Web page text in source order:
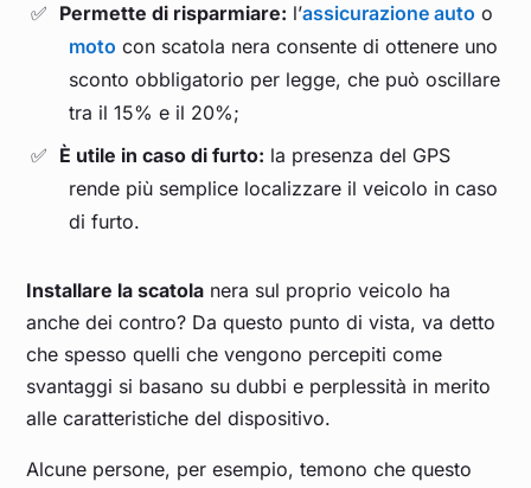
Permette di risparmiare: l’assicurazione auto o
moto con scatola nera consente di ottenere uno
sconto obbligatorio per legge, che può oscillare
tra il 15% e il 20%;
È utile in caso di furto: la presenza del GPS
rende più semplice localizzare il veicolo in caso
di furto.
Installare la scatola nera sul proprio veicolo ha
anche dei contro? Da questo punto di vista, va detto
che spesso quelli che vengono percepiti come
svantaggi si basano su dubbi e perplessità in merito
alle caratteristiche del dispositivo.
Alcune persone, per esempio, temono che questo